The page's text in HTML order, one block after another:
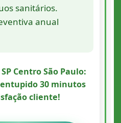
sanitários.
anual
Centro São Paulo:
30 minutos
cliente!